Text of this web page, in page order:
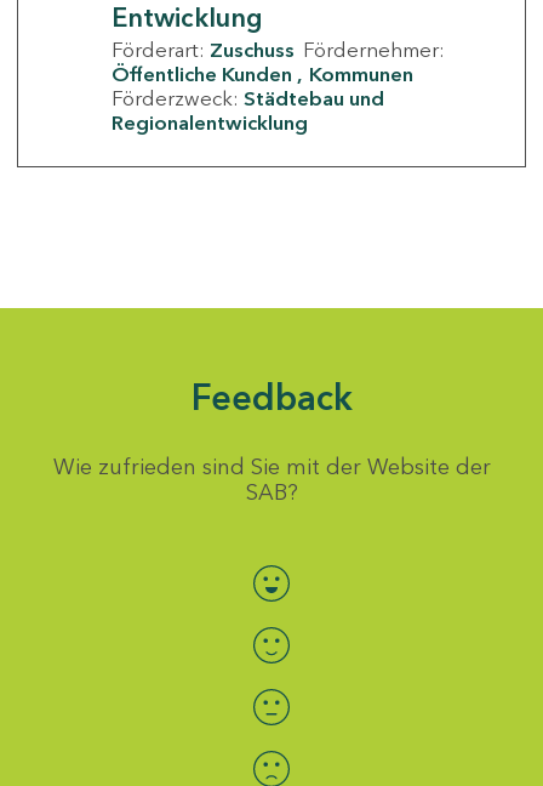
Entwicklung
Förderart: Zuschuss Fördernehmer:
Öffentliche Kunden
Kommunen
Förderzweck: Städtebau und
Regionalentwicklung
Feedback
Wie zufrieden sind Sie mit der Website der
SAB?
Bewertung auswählen